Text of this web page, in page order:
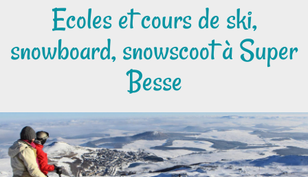
Ecoles et cours de ski,
snowboard, snowscoot à Super
Besse